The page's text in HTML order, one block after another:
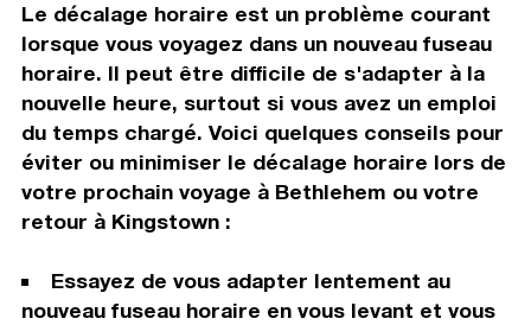
Le décalage horaire est un problème courant
lorsque vous voyagez dans un nouveau fuseau
horaire. Il peut être difficile de s'adapter à la
nouvelle heure, surtout si vous avez un emploi
du temps chargé. Voici quelques conseils pour
éviter ou minimiser le décalage horaire lors de
votre prochain voyage à Bethlehem ou votre
retour à Kingstown :
Essayez de vous adapter lentement au
nouveau fuseau horaire en vous levant et vous